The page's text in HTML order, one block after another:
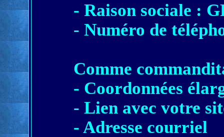
- Raison sociale :
- Numéro de
Comme
- Coordonnées
- Lien avec votre
- Adresse courriel